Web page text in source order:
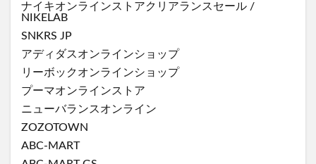
ナイキオンラインストアクリアランスセール /
NIKELAB
SNKRS JP
アディダスオンラインショップ
リーボックオンラインショップ
プーマオンラインストア
ニューバランスオンライン
ZOZOTOWN
ABC-MART